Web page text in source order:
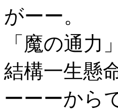
がーー。
「魔の通
結構一生懸
ーーーから